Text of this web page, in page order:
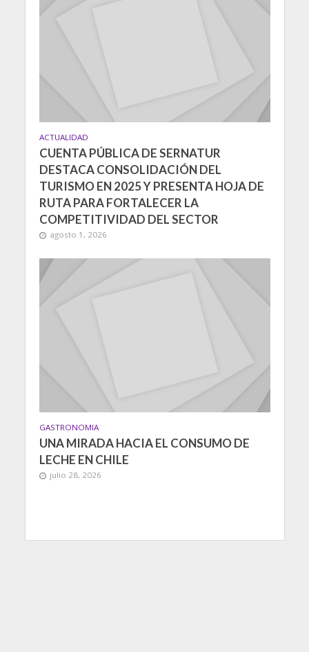
ACTUALIDAD
CUENTA PÚBLICA DE SERNATUR
DESTACA CONSOLIDACIÓN DEL
TURISMO EN 2025 Y PRESENTA HOJA DE
RUTA PARA FORTALECER LA
COMPETITIVIDAD DEL SECTOR
agosto 1, 2026
GASTRONOMIA
UNA MIRADA HACIA EL CONSUMO DE
LECHE EN CHILE
julio 28, 2026